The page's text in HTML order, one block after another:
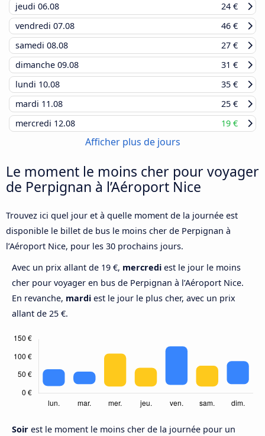
jeudi 06.08
24 €
vendredi 07.08
46 €
samedi 08.08
27 €
dimanche 09.08
31 €
lundi 10.08
35 €
mardi 11.08
25 €
mercredi 12.08 19 €
Afficher plus de jours
Le moment le moins cher pour voyager
de Perpignan à l’Aéroport Nice
Trouvez ici quel jour et à quelle moment de la journée est
disponible le billet de bus le moins cher de Perpignan à
l’Aéroport Nice, pour les 30 prochains jours.
Avec un prix allant de 19 €, mercredi est le jour le moins
cher pour voyager en bus de Perpignan à l’Aéroport Nice.
En revanche, mardi est le jour le plus cher, avec un prix
allant de 25 €.
Soir est le moment le moins cher de la journée pour un